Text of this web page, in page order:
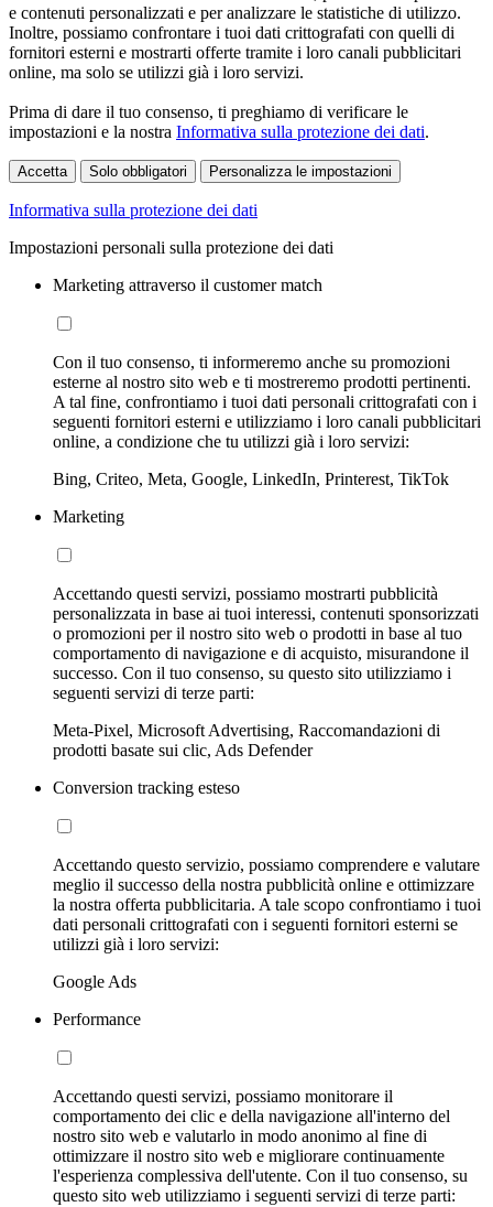
e contenuti personalizzati e per analizzare le statistiche di utilizzo.
Inoltre, possiamo confrontare i tuoi dati crittografati con quelli di
fornitori esterni e mostrarti offerte tramite i loro canali pubblicitari
online, ma solo se utilizzi già i loro servizi.
Prima di dare il tuo consenso, ti preghiamo di verificare le
impostazioni e la nostra Informativa sulla protezione dei dati.
Accetta Solo obbligatori Personalizza le impostazioni
Informativa sulla protezione dei dati
Impostazioni personali sulla protezione dei dati
Marketing attraverso il customer match
Con il tuo consenso, ti informeremo anche su promozioni
esterne al nostro sito web e ti mostreremo prodotti pertinenti.
A tal fine, confrontiamo i tuoi dati personali crittografati con i
seguenti fornitori esterni e utilizziamo i loro canali pubblicitari
online, a condizione che tu utilizzi già i loro servizi:
Bing, Criteo, Meta, Google, LinkedIn, Printerest, TikTok
Marketing
Accettando questi servizi, possiamo mostrarti pubblicità
personalizzata in base ai tuoi interessi, contenuti sponsorizzati
o promozioni per il nostro sito web o prodotti in base al tuo
comportamento di navigazione e di acquisto, misurandone il
successo. Con il tuo consenso, su questo sito utilizziamo i
seguenti servizi di terze parti:
Meta-Pixel, Microsoft Advertising, Raccomandazioni di
prodotti basate sui clic, Ads Defender
Conversion tracking esteso
Accettando questo servizio, possiamo comprendere e valutare
meglio il successo della nostra pubblicità online e ottimizzare
la nostra offerta pubblicitaria. A tale scopo confrontiamo i tuoi
dati personali crittografati con i seguenti fornitori esterni se
utilizzi già i loro servizi:
Google Ads
Performance
Accettando questi servizi, possiamo monitorare il
comportamento dei clic e della navigazione all'interno del
nostro sito web e valutarlo in modo anonimo al fine di
ottimizzare il nostro sito web e migliorare continuamente
l'esperienza complessiva dell'utente. Con il tuo consenso, su
questo sito web utilizziamo i seguenti servizi di terze parti: